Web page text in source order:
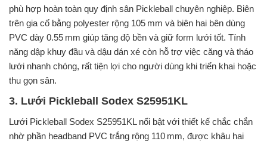
phù hợp hoàn toàn quy định sân Pickleball chuyên nghiệp. Biên
trên gia cố bằng polyester rộng 105 mm và biên hai bên dùng
PVC dày 0.55 mm giúp tăng độ bền và giữ form lưới tốt. Tính
năng dập khuy đầu và dậu dán xé còn hỗ trợ việc căng và tháo
lưới nhanh chóng, rất tiện lợi cho người dùng khi triển khai hoặc
thu gọn sân.
3. Lưới Pickleball Sodex S25951KL
Lưới Pickleball Sodex S25951KL nổi bật với thiết kế chắc chắn
nhờ phần headband PVC trắng rộng 110 mm, được khâu hai